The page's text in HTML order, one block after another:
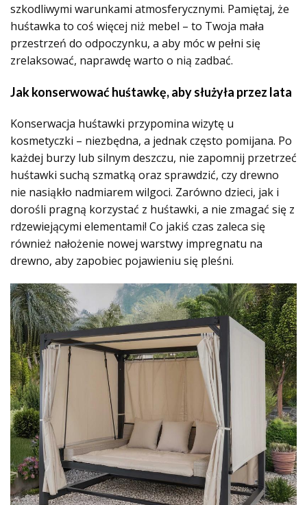
szkodliwymi warunkami atmosferycznymi. Pamiętaj, że
huśtawka to coś więcej niż mebel – to Twoja mała
przestrzeń do odpoczynku, a aby móc w pełni się
zrelaksować, naprawdę warto o nią zadbać.
Jak konserwować huśtawkę, aby służyła przez lata
Konserwacja huśtawki przypomina wizytę u
kosmetyczki – niezbędna, a jednak często pomijana. Po
każdej burzy lub silnym deszczu, nie zapomnij przetrzeć
huśtawki suchą szmatką oraz sprawdzić, czy drewno
nie nasiąkło nadmiarem wilgoci. Zarówno dzieci, jak i
dorośli pragną korzystać z huśtawki, a nie zmagać się z
rdzewiejącymi elementami! Co jakiś czas zaleca się
również nałożenie nowej warstwy impregnatu na
drewno, aby zapobiec pojawieniu się pleśni.